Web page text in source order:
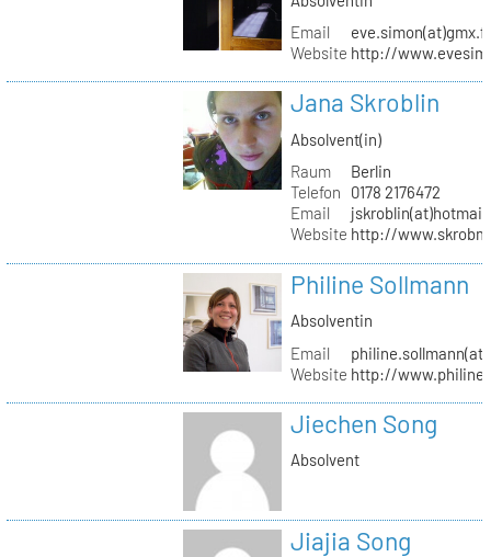
Email
eve.simon(at)gmx.fr
Website http://
Jana Skroblin
Absolvent(in)
Raum
Berlin
Telefon
0178 2176472
Email
Website http://
Philine Sollmann
Absolventin
Email
Website http://
Jiechen Song
Absolvent
Jiajia Song